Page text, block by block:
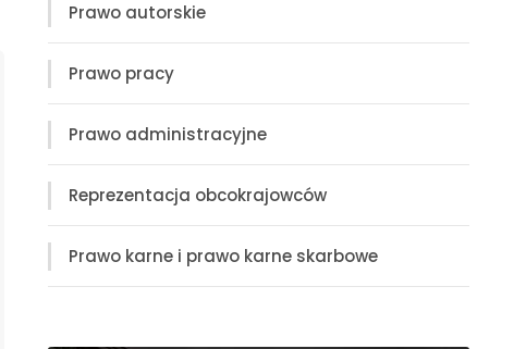
Prawo autorskie
Prawo pracy
Prawo administracyjne
Reprezentacja obcokrajowców
Prawo karne i prawo karne skarbowe